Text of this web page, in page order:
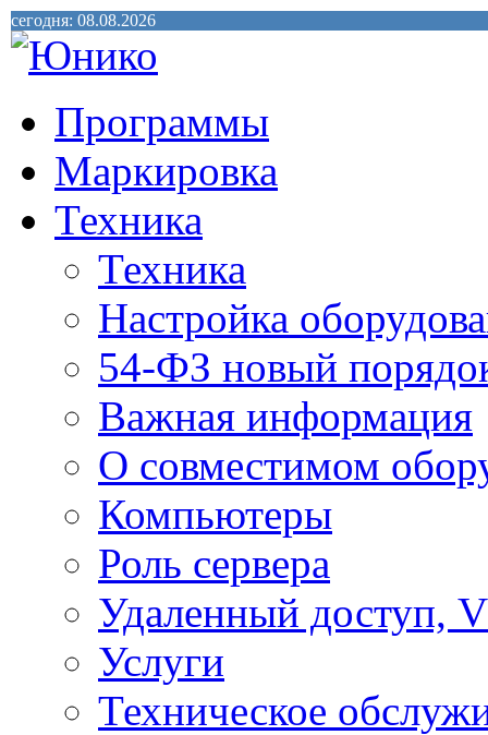
сегодня: 08.08.2026
Программы
Маркировка
Техника
Техника
Настройка
54-ФЗ новый
Важная информация
О совместимом
Компьютеры
Роль сервера
Удаленный доступ,
Услуги
Техническое